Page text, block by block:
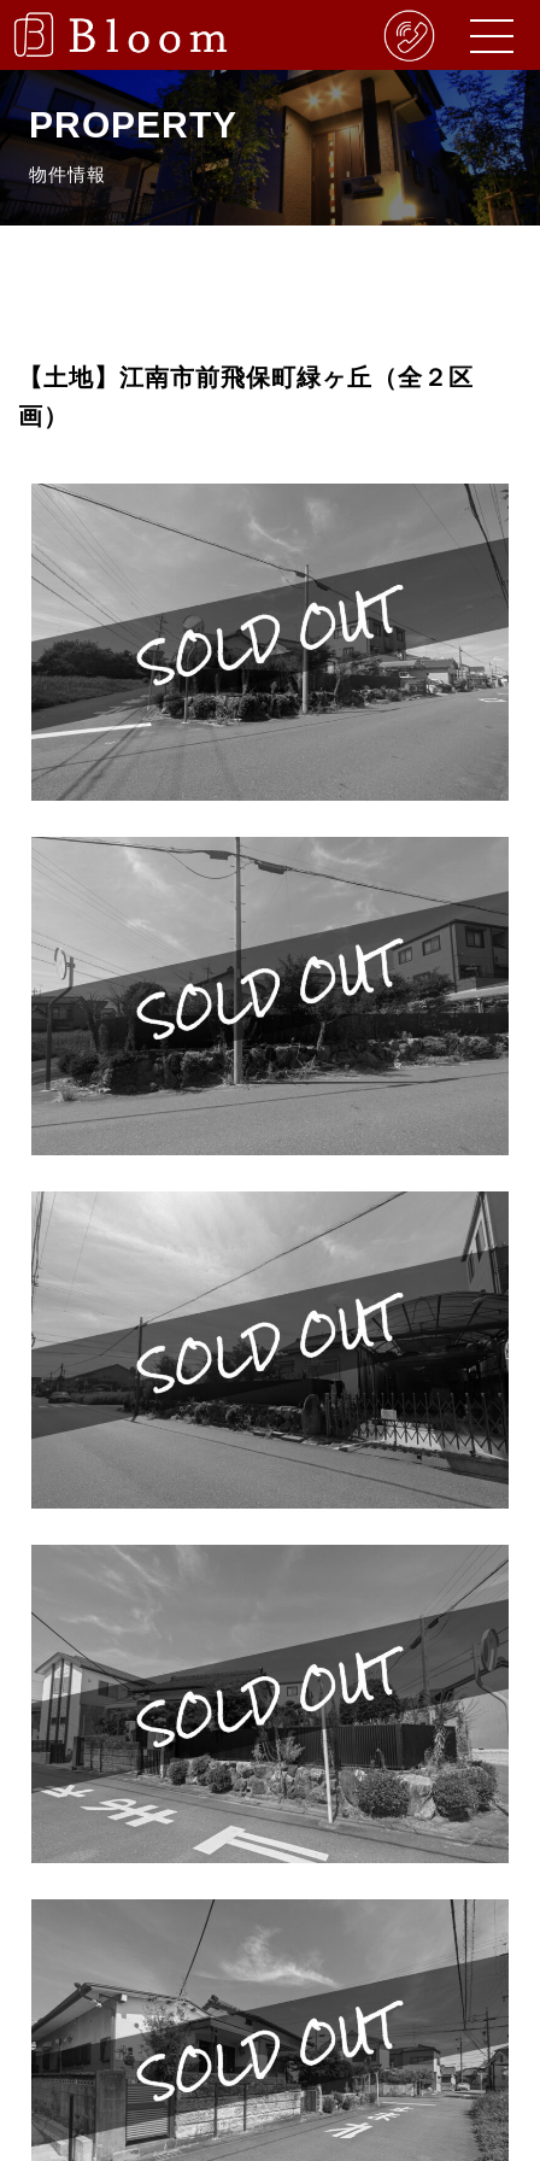
PROPERTY
物件情報
【土地】江南市前飛保町緑ヶ丘（全２区
画）